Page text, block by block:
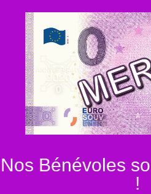
Nos Bénévoles
!